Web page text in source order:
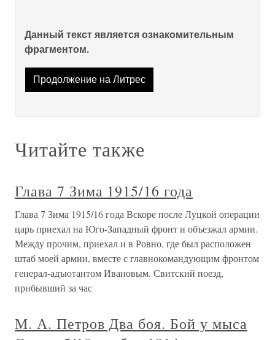
Данный текст является ознакомительным
фрагментом.
Продолжение на Литрес
Читайте также
Глава 7 Зима 1915/16 года
Глава 7 Зима 1915/16 года Вскоре после Луцкой операции
царь приехал на Юго-Западный фронт и объезжал армии.
Между прочим, приехал и в Ровно, где был расположен
штаб моей армии, вместе с главнокомандующим фронтом
генерал-адъютантом Ивановым. Свитский поезд,
прибывший за час
М. А. Петров Два боя. Бой у мыса